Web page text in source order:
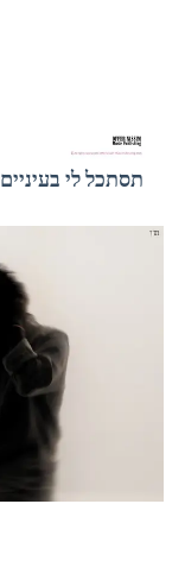
Offer Nissim X Shiri Maimon – תסתכל לי בעיניים